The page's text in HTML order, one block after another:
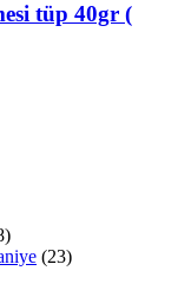
tüp 40gr (
(23)